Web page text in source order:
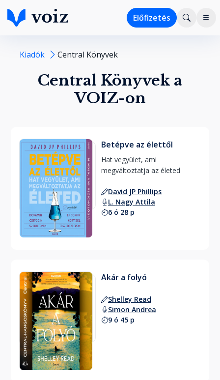
Előfizetés
Kiadók Central Könyvek
Central Könyvek a
VOIZ-on
Betépve az élettől
Hat vegyület, ami
David JP Phillips
L. Nagy Attila
6 ó 28 p
Akár a folyó
Shelley Read
Simon Andrea
9 ó 45 p